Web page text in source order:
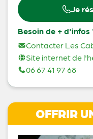
Je
Besoin de + d'infos
Contacter Les
Site internet de
06 67 41 97 68
OFFRIR